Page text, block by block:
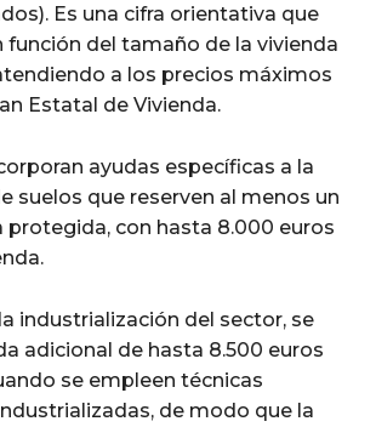
Es una cifra orientativa que
función del tamaño de la vivienda
a los precios máximos
Estatal de Vivienda.
ayudas específicas a la
suelos que reserven al menos un
protegida, con hasta 8.000 euros
industrialización del sector, se
adicional de hasta 8.500 euros
se empleen técnicas
de modo que la